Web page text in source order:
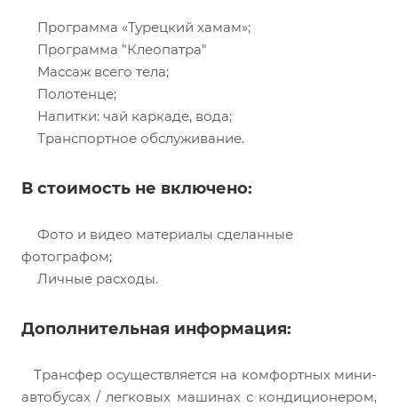
Программа «Турецкий хамам»;
Программа "Клеопатра"
Массаж всего тела;
Полотенце;
Напитки: чай каркаде, вода;
Транспортное обслуживание.
В стоимость не включено:
Фото и видео материалы сделанные
фотографом;
Личные расходы.
Дополнительная информация:
Трансфер осуществляется на комфортных мини-
автобусах / легковых машинах с кондиционером,